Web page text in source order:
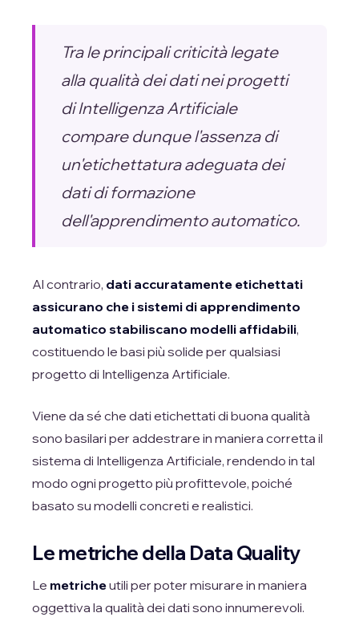
Tra le principali criticità legate
alla qualità dei dati nei progetti
di Intelligenza Artificiale
compare dunque l'assenza di
un'etichettatura adeguata dei
dati di formazione
dell'apprendimento automatico.
Al contrario, dati accuratamente etichettati
assicurano che i sistemi di apprendimento
automatico stabiliscano modelli affidabili,
costituendo le basi più solide per qualsiasi
progetto di Intelligenza Artificiale.
Viene da sé che dati etichettati di buona qualità
sono basilari per addestrare in maniera corretta il
sistema di Intelligenza Artificiale, rendendo in tal
modo ogni progetto più profittevole, poiché
basato su modelli concreti e realistici.
Le metriche della Data Quality
Le metricheutili per poter misurare in maniera
oggettiva la qualità dei dati sono innumerevoli.